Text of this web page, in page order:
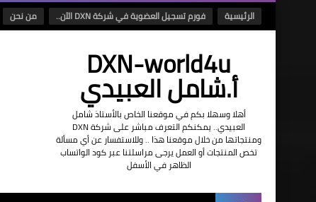
الرئيسية فورم تسجيل العضوية في شركة DXN الآن.. من نحن
DXN-world4u
أ.شامل العبيدي
أهلا وسهلا بكم في موقعنا الخاص بالأستاذ شامل
العبيدي.. يمكنكم التعرف مباشر على شركة DXN
ومنتجاتها من خلال موقعنا هذا .. وللاستفسار عن أي مسألة
تخص المنتجات أو العمل يرجى مراسلتنا عبر كود الواتساب
الظاهر في الأسفل